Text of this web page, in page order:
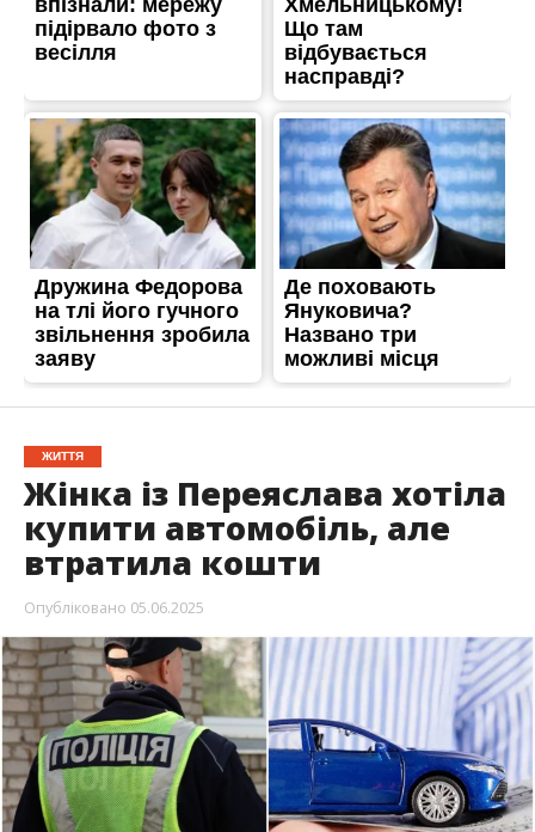
ЖИТТЯ
Жінка із Переяслава хотіла
купити автомобіль, але
втратила кошти
Опубліковано 05.06.2025